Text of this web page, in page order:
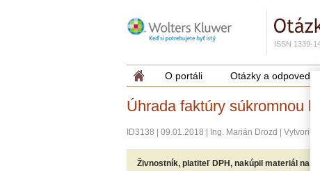
ISSN 1339-
O portáli Otázky a odpovede
Úhrada faktúry súkromnou
ID3138 09.01.2018 Ing. Marián Drozd Vytvoriť
Živnostník, platiteľ DPH, nakúpil materiál na